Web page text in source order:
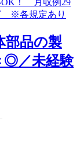
部品の製
◎／未経験